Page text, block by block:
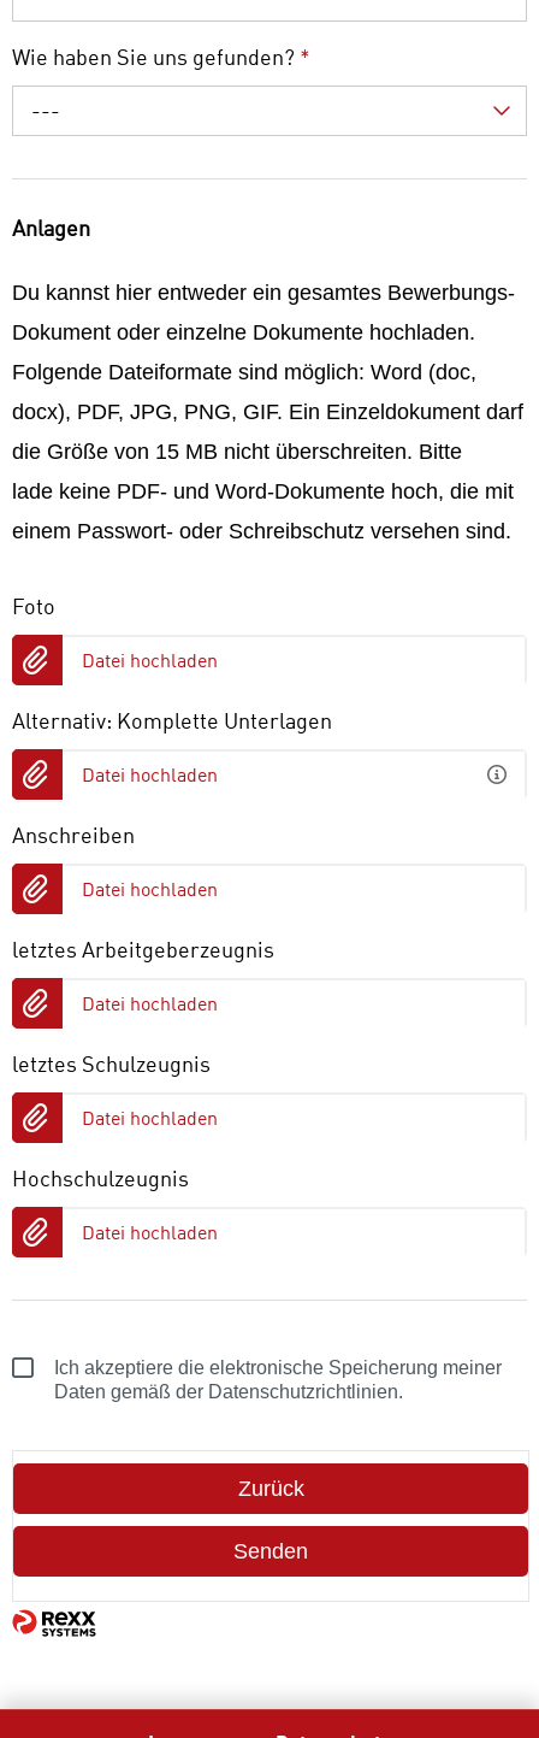
Wie haben Sie uns gefunden? *
---
Anlagen
Du kannst hier entweder ein gesamtes Bewerbungs-
Dokument oder einzelne Dokumente hochladen.
Folgende Dateiformate sind möglich: Word (doc,
docx), PDF, JPG, PNG, GIF. Ein Einzeldokument darf
die Größe von 15 MB nicht überschreiten. Bitte
lade keine PDF- und Word-Dokumente hoch, die mit
einem Passwort- oder Schreibschutz versehen sind.
Foto
Datei hochladen
Alternativ: Komplette Unterlagen
Datei hochladen
Anschreiben
Datei hochladen
letztes Arbeitgeberzeugnis
Datei hochladen
letztes Schulzeugnis
Datei hochladen
Hochschulzeugnis
Datei hochladen
Ich akzeptiere die elektronische Speicherung meiner
Daten gemäß der Datenschutzrichtlinien.
Zurück
Senden